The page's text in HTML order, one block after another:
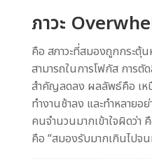
ภาวะ
คือ สภาวะที่สมองถูกกระตุ้
สามารถในการโฟกัส การตั
สำคัญลดลง ผลลัพธ์คือ เห
ทำงานช้าลง และทำหลาย
คนจำนวนมากเข้าใจผิดว่า
คือ “สมองรับมากเกินไปจน